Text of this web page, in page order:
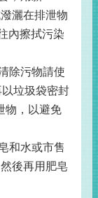
灑在排泄物
內擦拭污染
除污物請使
垃圾袋密封
物，以避免
和水或市售
後再用肥皂